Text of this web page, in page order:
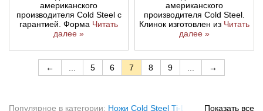
американского
производителя Cold Steel с
гарантией. Форма Читать
далее »
американского
производителя Cold Steel.
Клинок изготовлен из Читать
далее »
← 5 6 7 8 9 →
Популярное в категории: Ножи Cold Steel Ti-Lite
Сold Steel
Показать все